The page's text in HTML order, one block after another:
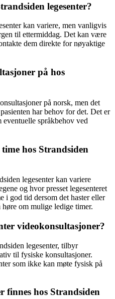
legesenter?
kan variere, men vanligvis
til ettermiddag. Det kan være
dem direkte for nøyaktige
på hos
på norsk, men det
har behov for det. Det er
språkbehov ved
hos Strandsiden
legesenter kan variere
og hvor presset legesenteret
i god tid dersom det haster eller
om mulige ledige timer.
videokonsultasjoner?
legesenter, tilbyr
til fysiske konsultasjoner.
som ikke kan møte fysisk på
finnes hos Strandsiden